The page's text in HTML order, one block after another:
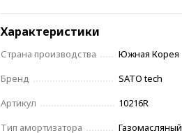
Характеристики
Страна производства
Южная Корея
Бренд
SATO tech
Артикул
10216R
Тип амортизатора
Газомасляный